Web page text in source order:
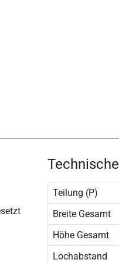
Teilung (P)
Breite Gesamt
Höhe Gesamt
Lochabstand